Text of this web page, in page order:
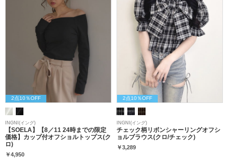
2点10％OFF
INGNI(イング)
【SOELA】【8／11 24時までの限定
価格】カップ付オフショルトップス(ク
ロ)
￥4,950
2点10％OFF
INGNI(イング)
チェック柄リボンシャーリングオフシ
ョルブラウス(クロ/チェック)
￥3,289